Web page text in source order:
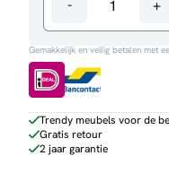
-
Eetkamerbank
Peggy
aantal
+
Gemakkelijk en veilig betalen met
Trendy meubels voor de
Gratis retour
2 jaar garantie